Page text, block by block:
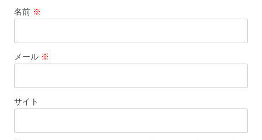
名前 ※
メール ※
サイト